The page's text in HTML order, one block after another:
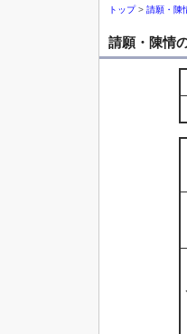
トップ> 請願・陳
請願・陳情